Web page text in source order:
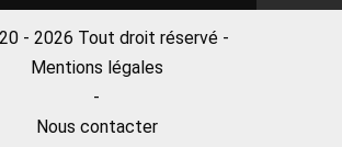
- 2026 Tout droit réservé -
Mentions légales
-
Nous contacter